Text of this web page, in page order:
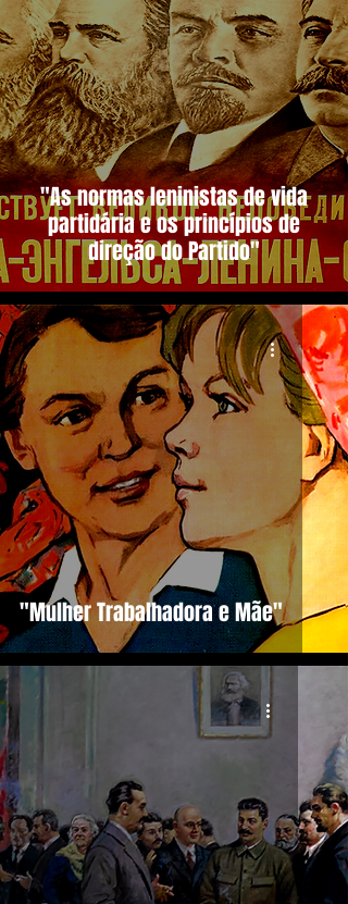
"As normas leninistas de vida
partidária e os princípios de
direção do Partido"
"Mulher Trabalhadora e Mãe"